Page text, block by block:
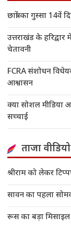
छात्रों का गुस्सा 14वें
उत्तराखंड के
चेतावनी
FCRA संशोधन
आश्वासन
क्या सोशल मीडिया
सच्चाई
ताजा वीडियो
श्रीराम को लेकर
सावन का पहला
रूस का बड़ा मिसाइल